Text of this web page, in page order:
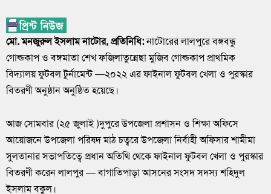
মো. মনজুরুল ইসলাম নাটোর, প্রতিনিধি:নাটোরের লালপুরে বঙ্গবন্ধু
গোল্ডকাপ ও বঙ্গমাতা শেখ ফজিলাতুন্নেছা মুজিব গোল্ডকাপ প্রাথমিক
বিদ্যালয় ফুটবল টুর্নামেন্ট —২০২২ এর ফাইনাল ফুটবল খেলা ও পুরস্কার
বিতরণী অনুষ্ঠান অনুষ্ঠিত হয়েছে।
আজ সোমবার (২৫ জুলাই )দুপুরে উপজেলা প্রশাসন ও শিক্ষা অফিসে
আয়োজনে উপজেলা পরিষদ মাঠ চত্বরে উপজেলা নির্বাহী অফিসার শামীমা
সুলতানার সভাপতিত্বে প্রধান অতিথি থেকে ফাইনাল ফুটবল খেলা ও পুরস্কার
বিতরণী করেন লালপুর — বাগাতিপাড়া আসনের সংসদ সদস্য শহিদুল
ইসলাম বকুল।